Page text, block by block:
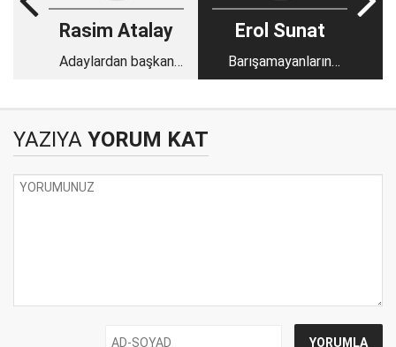
Rasim Atalay
Adaylardan başkan
Erol Sunat
Barışamayanların
hikayesi
YAZIYA YORUM KAT